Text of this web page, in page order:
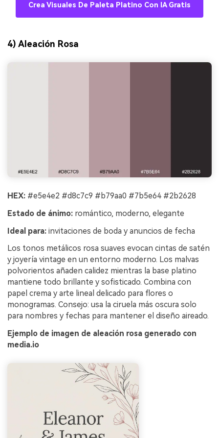
Crea Visuales De Paleta Platino Con IA Gratis
4) Aleación Rosa
HEX: #e5e4e2 #d8c7c9 #b79aa0 #7b5e64 #2b2628
Estado de ánimo: romántico, moderno, elegante
Ideal para: invitaciones de boda y anuncios de fecha
Los tonos metálicos rosa suaves evocan cintas de satén
y joyería vintage en un entorno moderno. Los malvas
polvorientos añaden calidez mientras la base platino
mantiene todo brillante y sofisticado. Combina con
papel crema y arte lineal delicado para flores o
monogramas. Consejo: usa la ciruela más oscura solo
para nombres y fechas para mantener el diseño aireado.
Ejemplo de imagen de aleación rosa generado con
media.io